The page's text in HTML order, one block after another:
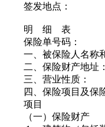
签发地点：
明 细 表
保险单号码：
一、被保险人名称和
二、保险财产地址：
三、营业性质：
四、保险项目及保
项目
（一）保险财产